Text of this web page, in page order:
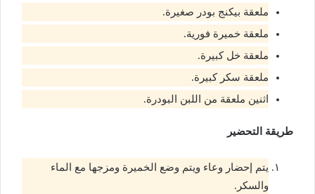
ملعقة بيكنج بودر صغيرة.
ملعقة خميرة فورية.
ملعقة خل كبيرة.
ملعقة سكر كبيرة.
اثنين ملعقة من اللبن البودرة.
طريقة التحضير
يتم إحضار وعاء ويتم وضع الخميرة ومزجها مع الماء
والسكر.